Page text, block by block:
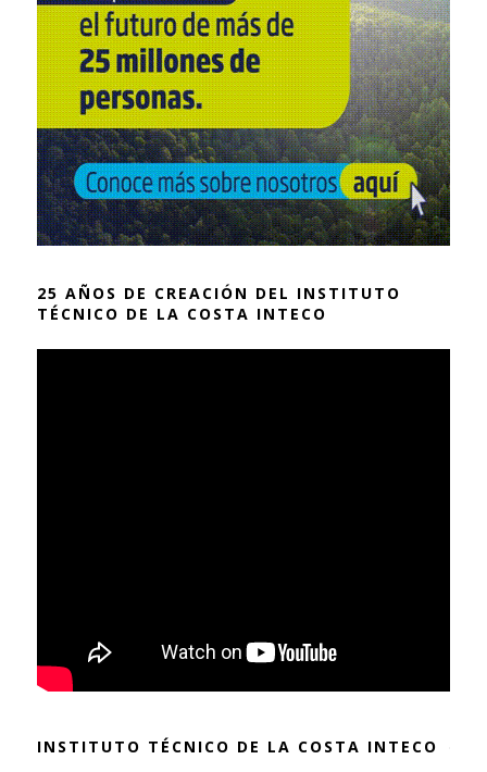
25 AÑOS DE CREACIÓN DEL INSTITUTO
TÉCNICO DE LA COSTA INTECO
INSTITUTO TÉCNICO DE LA COSTA INTECO